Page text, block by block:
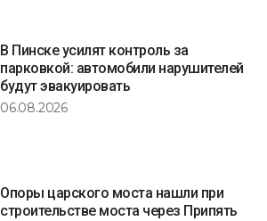
В Пинске усилят контроль за
парковкой: автомобили нарушителей
будут эвакуировать
06.08.2026
Опоры царского моста нашли при
строительстве моста через Припять